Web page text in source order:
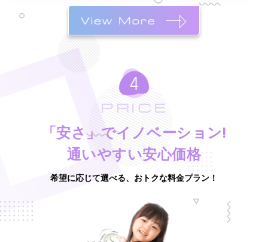
PRICE
「安さ」でイノベーション!
通いやすい安心価格
希望に応じて選べる、おトクな料金プラン！